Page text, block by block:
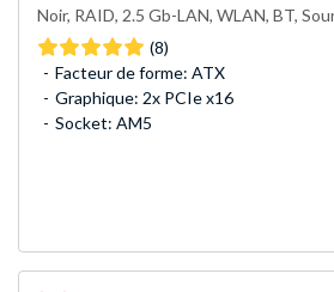
Noir, RAID, 2.5 Gb-LAN, WLAN, BT,
(8)
Facteur de forme: ATX
Graphique: 2x PCIe x16
Socket: AM5